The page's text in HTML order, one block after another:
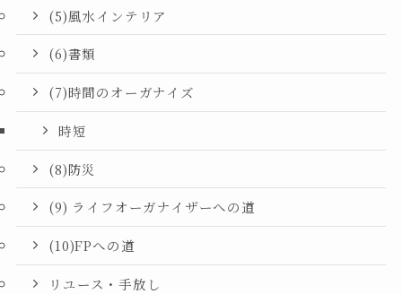
(5)風水インテリア
(6)書類
(7)時間のオーガナイズ
時短
(8)防災
(9) ライフオーガナイザーへの道
(10)FPへの道
リユース・手放し